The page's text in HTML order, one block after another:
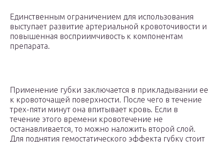
Единственным ограничением для использования
выступает развитие артериальной кровоточивости и
повышенная восприимчивость к компонентам
препарата.
Применение губки заключается в прикладывании ее
к кровоточащей поверхности. После чего в течение
трех-пяти минут она впитывает кровь. Если в
течение этого времени кровотечение не
останавливается, то можно наложить второй слой.
Для поднятия гемостатического эффекта губку стоит